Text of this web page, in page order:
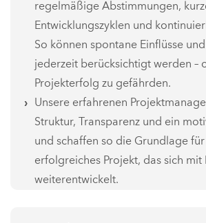
regelmäßige Abstimmungen,
Entwicklungszyklen und
So können spontane Einflüsse
jederzeit berücksichtigt werden –
Projekterfolg zu gefährden.
Unsere erfahrenen
Struktur, Transparenz und ein
und schaffen so die Grundlage für
erfolgreiches Projekt, das sich mit
weiterentwickelt.